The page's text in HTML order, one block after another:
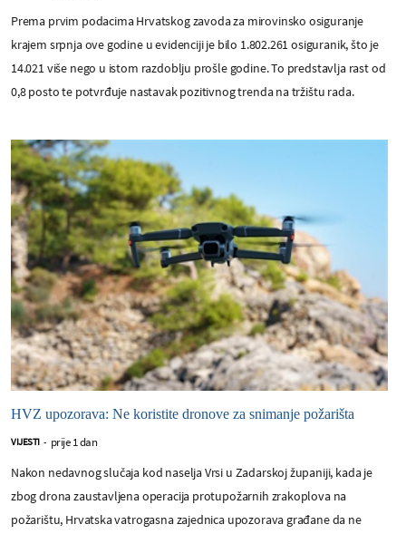
Prema prvim podacima Hrvatskog zavoda za mirovinsko osiguranje
krajem srpnja ove godine u evidenciji je bilo 1.802.261 osiguranik, što je
14.021 više nego u istom razdoblju prošle godine. To predstavlja rast od
0,8 posto te potvrđuje nastavak pozitivnog trenda na tržištu rada.
HVZ upozorava: Ne koristite dronove za snimanje požarišta
VIJESTI - prije 1 dan
Nakon nedavnog slučaja kod naselja Vrsi u Zadarskoj županiji, kada je
zbog drona zaustavljena operacija protupožarnih zrakoplova na
požarištu, Hrvatska vatrogasna zajednica upozorava građane da ne